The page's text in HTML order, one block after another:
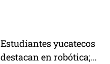
Estudiantes yucatecos
destacan en robótica;